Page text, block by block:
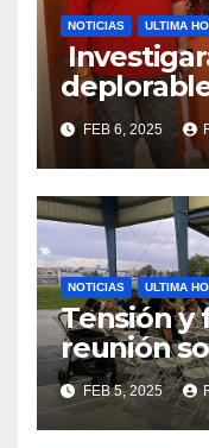
NOTICIAS ULTIMA
de la
FEB 6, 2025
NOTICIAS ULTIMA
Tensión y
reunión
Reparto
FEB 5, 2025